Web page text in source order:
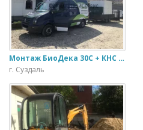
Монтаж БиоДека 30С + КНС гостиница
г. Суздаль